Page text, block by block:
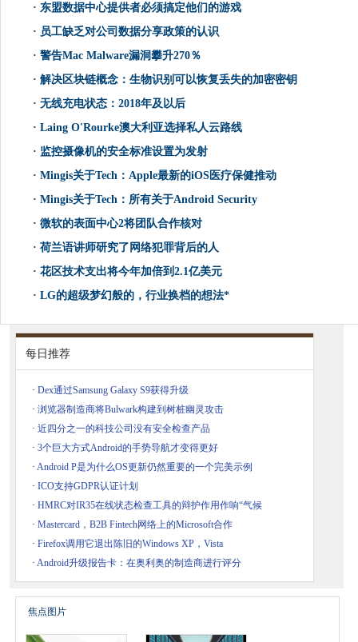
· 东盟数据中心提供者必须搞定他们的游戏
· 员工缺乏对公司数据分享政策的认识
· 警告Mac Malware漏洞攀升270％
· 解决区块链概念：生物识别可以恢复丢失的加密密钥
· 无线充电状态：2018年及以后
· Laing O'Rourke澳大利亚选择私人云路线
· 监控摄像机的安全标准设置为发射
· Mingis关于Tech：Apple最新的iOS医疗保健推动
· Mingis关于Tech：所有关于Android Security
· 微软的表面中心2将团队合作核对
· 荷兰语讲师研究了网络犯罪背后的人
· 花区技术支出将今年加倍到2.1亿美元
· LG的超级梦幻般的，行业换档的想法*
每日推荐
· Dex通过Samsung Galaxy S9获得升级
· 浏览器制造商将Bulwark构建到树桩幽灵攻击
· 近四分之一的科技公司没有安全检查产品
· 3个巨大方式Android的手势导航才变得更好
· Android P是为什么OS更新仍然重要的一个完美示例
· ICO支持GDPR认证计划
· HMRC对IR35在线状态检查工具的辩护作用作响“气候
· Mastercard，B2B Fintech网络上的Microsoft合作
· Firefox调用它退出陈旧的Windows XP，Vista
· Android升级报告卡：在奥利奥的制造商进行评分
焦点图片